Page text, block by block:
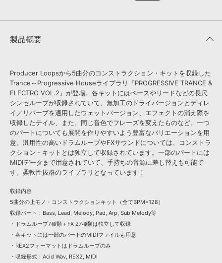
製品概要
Producer Loopsから5曲分のコンストラクション・キットを収録した
Trance～Progressive Houseライブラリ『PROGRESSIVE TRANCE &
ELECTRO VOL.2』が登場。各キットにはベースやリードなどの長尺
シンセループが収録されていて、無加工のドライバージョンとディレ
イ／リバーブを適用したウェットバージョン、エフェクトの消え際を
収録したテイル、また、同じ音色でフレーズを変えたものなど、一つ
のパートについても展開を作りやすいよう豊富なバリエーションを用
意。汎用性の高いドラムループやFXサウンドについては、コンストラ
クション・キットとは独立して収録されています。一部のパートには
MIDIデータまで用意されていて、手持ちの音源に差し替えも可能で
す。柔軟性抜群のライブラリとなっています！
収録内容
5曲分の上モノ・コンストラクションキット（全てBPM=128）
収録パート：Bass, Lead, Melody, Pad, Arp, Sub Melody等
・ドラムループ7種類＋FX 27種類は独立して収録
・各キットには一部のパートのMIDIファイルも用意
・REX2フォーマットはドラムループのみ
・収録形式：Acid Wav, REX2, MIDI